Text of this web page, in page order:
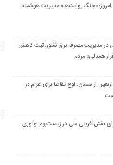
امروز؛ «جنگ روایت‌ها» مدیریت هوشمند
در مدیریت مصرف برق کشور؛ ثبت کاهش
زائر اربعین از سمنان؛ اوج تقاضا برای اعزام در
نقش‌آفرینی ملی در زیست‌بوم نوآوری